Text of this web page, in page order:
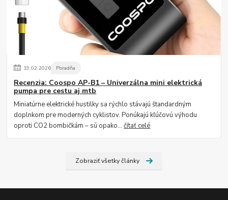
19.02.2026 Poradňa
Recenzia: Coospo AP-B1 – Univerzálna mini elektrická
pumpa pre cestu aj mtb
Miniatúrne elektrické hustilky sa rýchlo stávajú štandardným
doplnkom pre moderných cyklistov. Ponúkajú kľúčovú výhodu
oproti CO2 bombičkám – sú opako...čítať celé
Zobraziť všetky články